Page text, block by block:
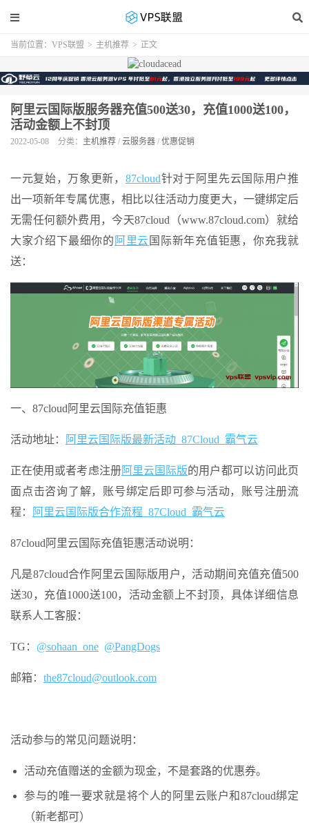
当前位置： VPS联盟 > 主机推荐 > 正文
阿里云国际版服务器充值500送30，充值1000送100，
活动金额上不封顶
2022-05-08 分类： 主机推荐 / 云服务器 / 优惠促销
一元复始，万象更新， 87cloud针对于阿里先云国际用户推
出一项新年专属优惠，相比以往活动力度更大，一键绑定后
无需任何额外费用，今天87cloud（www.87cloud.com）就给
大家介绍下最细你的 阿里云 国际新年充值钜惠，你充我就
送：
一、87cloud阿里云国际充值钜惠
活动地址： 阿里云国际版最新活动_87Cloud_霸气云
正在使用或者考虑注册阿里云国际版的用户都可以访问此页
面点击咨询了解，账号绑定后即可参与活动，账号注册流
程：
阿里云国际版合作流程_87Cloud_霸气云
87cloud阿里云国际充值钜惠活动说明：
凡是87cloud合作阿里云国际版用户，活动期间充值充值500
送30，充值1000送100，活动金额上不封顶，具体详细信息
联系人工客服：
TG： @sohaan_one @PangDogs
邮箱： the87cloud@outlook.com
活动参与的常见问题说明：
活动充值赠送的金额为现金，不是套路的优惠券。
参与的唯一要求就是将个人的阿里云账户和87cloud绑定
（新老都可）